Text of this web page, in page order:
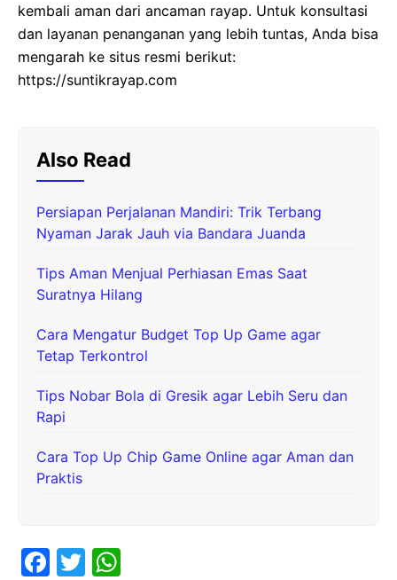
kembali aman dari ancaman rayap. Untuk konsultasi
dan layanan penanganan yang lebih tuntas, Anda bisa
mengarah ke situs resmi berikut:
https://suntikrayap.com
Also Read
Persiapan Perjalanan Mandiri: Trik Terbang
Nyaman Jarak Jauh via Bandara Juanda
Tips Aman Menjual Perhiasan Emas Saat
Suratnya Hilang
Cara Mengatur Budget Top Up Game agar
Tetap Terkontrol
Tips Nobar Bola di Gresik agar Lebih Seru dan
Rapi
Cara Top Up Chip Game Online agar Aman dan
Praktis
F
T